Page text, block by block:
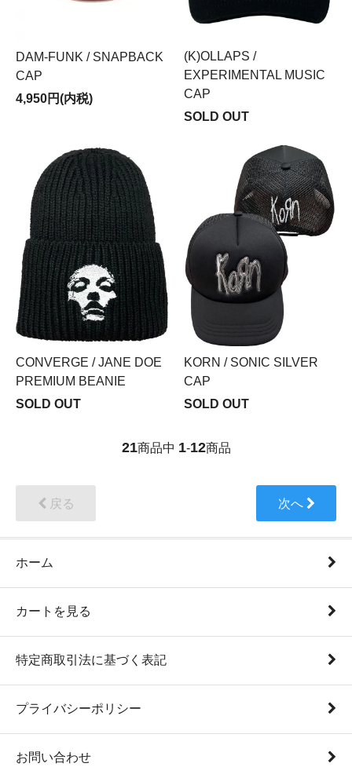
DAM-FUNK / SNAPBACK
CAP
4,950円(内税)
(K)OLLAPS /
EXPERIMENTAL MUSIC
CAP
SOLD OUT
CONVERGE / JANE DOE
PREMIUM BEANIE
SOLD OUT
KORN / SONIC SILVER
CAP
SOLD OUT
21商品中 1-12商品
戻る 次へ
ホーム
カートを見る
特定商取引法に基づく表記
プライバシーポリシー
お問い合わせ